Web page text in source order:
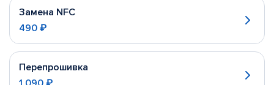
Замена NFC
490 ₽
Перепрошивка